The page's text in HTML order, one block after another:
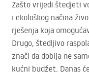
Zašto vrijedi štedjeti
i ekološkog načina
rješenja koja
Drugo, štedljivo
znači da dobija ne
kućni budžet. Danas